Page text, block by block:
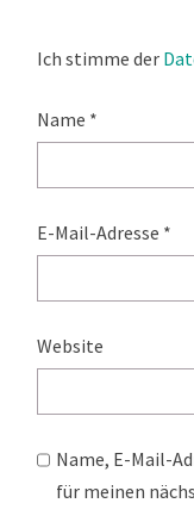
Ich stimme der
Name *
E-Mail-Adresse *
Website
Name, E-Mail-
für meinen